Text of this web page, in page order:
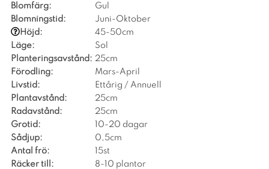
Blomfärg:
Gul
Blomningstid:
Juni-Oktober
Höjd:
45-50cm
Läge:
Sol
Planteringsavstånd: 25cm
Förodling:
Mars-April
Livstid:
Ettårig / Annuell
Plantavstånd:
25cm
Radavstånd:
25cm
Grotid:
10-20 dagar
Sådjup:
0,5cm
Antal frö:
15st
Räcker till:
8-10 plantor